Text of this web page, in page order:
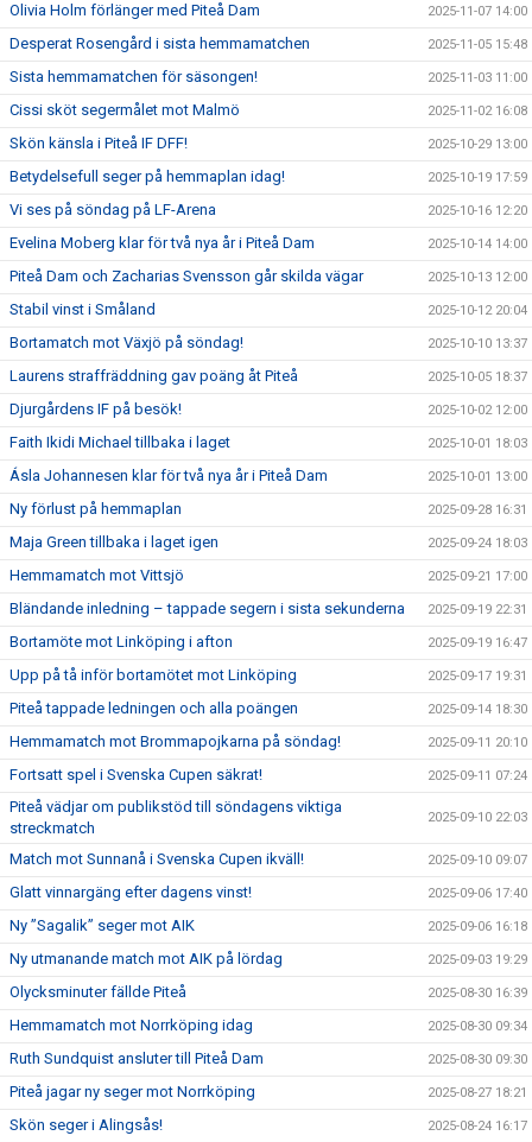
Olivia Holm förlänger med Piteå Dam 2025-11-07 14:00
Desperat Rosengård i sista hemmamatchen 2025-11-05 15:48
Sista hemmamatchen för säsongen! 2025-11-03 11:00
Cissi sköt segermålet mot Malmö 2025-11-02 16:08
Skön känsla i Piteå IF DFF! 2025-10-29 13:00
Betydelsefull seger på hemmaplan idag! 2025-10-19 17:59
Vi ses på söndag på LF-Arena 2025-10-16 12:20
Evelina Moberg klar för två nya år i Piteå Dam 2025-10-14 14:00
Piteå Dam och Zacharias Svensson går skilda vägar 2025-10-13 12:00
Stabil vinst i Småland 2025-10-12 20:04
Bortamatch mot Växjö på söndag! 2025-10-10 13:37
Laurens straffräddning gav poäng åt Piteå 2025-10-05 18:37
Djurgårdens IF på besök! 2025-10-02 12:00
Faith Ikidi Michael tillbaka i laget 2025-10-01 18:03
Ásla Johannesen klar för två nya år i Piteå Dam 2025-10-01 13:00
Ny förlust på hemmaplan 2025-09-28 16:31
Maja Green tillbaka i laget igen 2025-09-24 18:03
Hemmamatch mot Vittsjö 2025-09-21 17:00
Bländande inledning – tappade segern i sista sekunderna 2025-09-19 22:31
Bortamöte mot Linköping i afton 2025-09-19 16:47
Upp på tå inför bortamötet mot Linköping 2025-09-17 19:31
Piteå tappade ledningen och alla poängen 2025-09-14 18:30
Hemmamatch mot Brommapojkarna på söndag! 2025-09-11 20:10
Fortsatt spel i Svenska Cupen säkrat! 2025-09-11 07:24
Piteå vädjar om publikstöd till söndagens viktiga
streckmatch
2025-09-10 22:03
Match mot Sunnanå i Svenska Cupen ikväll! 2025-09-10 09:07
Glatt vinnargäng efter dagens vinst! 2025-09-06 17:40
Ny ”Sagalik” seger mot AIK 2025-09-06 16:18
Ny utmanande match mot AIK på lördag 2025-09-03 19:29
Olycksminuter fällde Piteå 2025-08-30 16:39
Hemmamatch mot Norrköping idag 2025-08-30 09:34
Ruth Sundquist ansluter till Piteå Dam 2025-08-30 09:30
Piteå jagar ny seger mot Norrköping 2025-08-27 18:21
Skön seger i Alingsås! 2025-08-24 16:17